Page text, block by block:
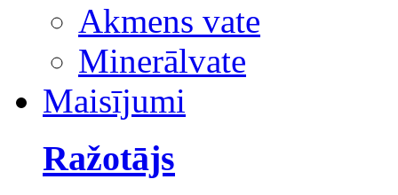
Akmens vate
Minerālvate
Maisījumi
Ražotājs